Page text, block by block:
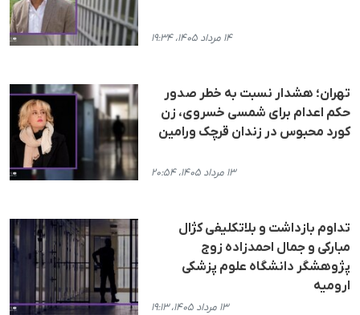
۱۴ مرداد ۱۴۰۵، ۱۹:۳۴
تهران؛ هشدار نسبت به خطر صدور
حکم اعدام برای شمسی خسروی، زن
کورد محبوس در زندان قرچک ورامین
۱۳ مرداد ۱۴۰۵، ۲۰:۵۴
تداوم بازداشت و بلاتکلیفی کژال
مبارکی و جمال احمدزاده زوج
پژوهشگر دانشگاه علوم پزشکی
ارومیه
۱۳ مرداد ۱۴۰۵، ۱۹:۱۳